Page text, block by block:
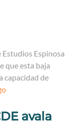
Espinosa
que esta baja
capacidad de
avala